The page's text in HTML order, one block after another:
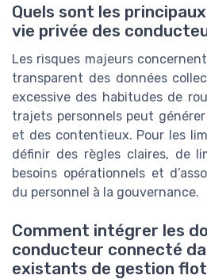
Quels sont les
vie privée des
Les risques majeurs
transparent des données
excessive des habitudes de
trajets personnels peut
et des contentieux. Pour les
définir des règles claires, de
besoins opérationnels et
du personnel à la gouvernance.
Comment intégrer les
conducteur connecté
existants de gestion